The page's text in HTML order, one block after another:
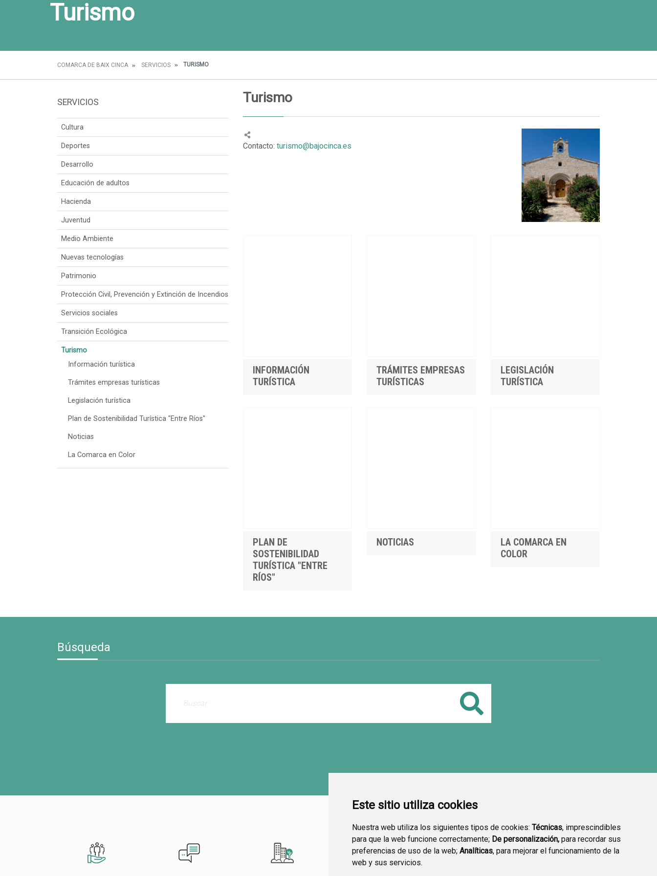
Este sitio utiliza cookies
Nuestra web utiliza los siguientes tipos de cookies: Técnicas, imprescindibles
para que la web funcione correctamente; De personalización, para recordar sus
preferencias de uso de la web; Analíticas, para mejorar el funcionamiento de la
web y sus servicios.
Turismo
COMARCA DE BAIX CINCA SERVICIOS TURISMO
SERVICIOS
Cultura
Deportes
Desarrollo
Educación de adultos
Hacienda
Juventud
Medio Ambiente
Nuevas tecnologías
Patrimonio
Protección Civil, Prevención y Extinción de Incendios
Servicios sociales
Transición Ecológica
Turismo
Información turística
Trámites empresas turísticas
Legislación turística
Plan de Sostenibilidad Turística "Entre Ríos"
Noticias
La Comarca en Color
Turismo
Contacto: turismo@bajocinca.es
INFORMACIÓN
TURÍSTICA
TRÁMITES EMPRESAS
TURÍSTICAS
LEGISLACIÓN
TURÍSTICA
PLAN DE
SOSTENIBILIDAD
TURÍSTICA "ENTRE
RÍOS"
NOTICIAS
LA COMARCA EN
COLOR
Búsqueda
Buscar